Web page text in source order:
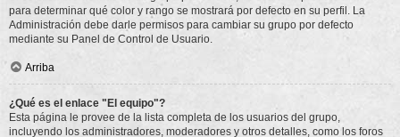
para determinar qué color y rango se mostrará por defecto en su perfil. La
Administración debe darle permisos para cambiar su grupo por defecto
mediante su Panel de Control de Usuario.
Arriba
¿Qué es el enlace "El equipo"?
Esta página le provee de la lista completa de los usuarios del grupo,
incluyendo los administradores, moderadores y otros detalles, como los foros